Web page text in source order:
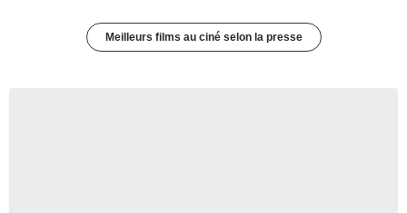
Meilleurs films au ciné selon la presse